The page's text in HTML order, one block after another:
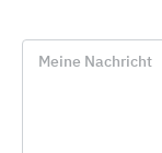
Meine Nachricht